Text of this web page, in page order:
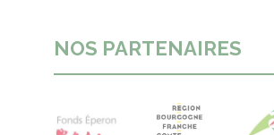
NOS PARTENAIRES